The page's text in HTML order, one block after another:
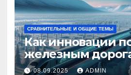
СРАВНИТЕЛЬНЫЕ И ОБЩИЕ ТЕМЫ
Как инновации
железным
условиях
08.09.2025 ADMIN